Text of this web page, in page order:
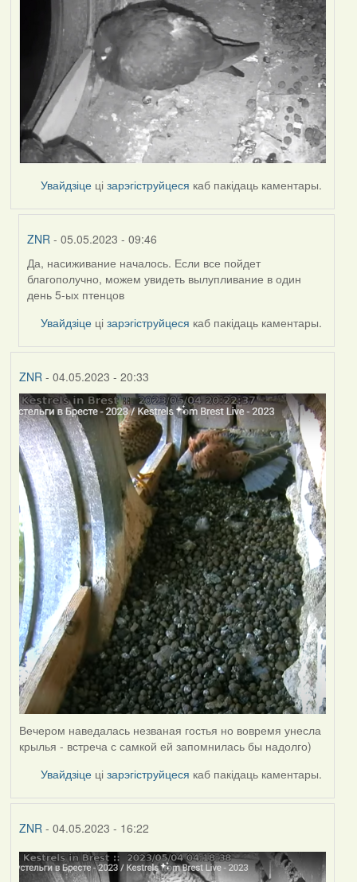
Увайдзіце цізарэгіструйцеся каб пакідаць каментары.
ZNR - 05.05.2023 - 09:46
In
reply
to
Да, насиживание началось. Если все пойдет
благополучно, можем увидеть вылупливание в один
день 5-ых птенцов
Увайдзіце цізарэгіструйцеся каб пакідаць каментары.
ZNR- 04.05.2023 - 20:33
Вечером наведалась незваная гостья но вовремя унесла
крылья - встреча с самкой ей запомнилась бы надолго)
Увайдзіце цізарэгіструйцеся каб пакідаць каментары.
ZNR - 04.05.2023 - 16:22